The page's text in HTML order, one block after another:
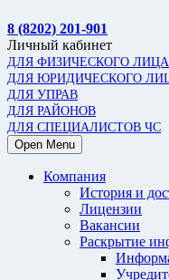
8 (8202) 201-901
Личный кабинет
ДЛЯ ФИЗИЧЕСКОГО ЛИЦА
ДЛЯ ЮРИДИЧЕСКОГО
ДЛЯ УПРАВ
ДЛЯ РАЙОНОВ
ДЛЯ СПЕЦИАЛИСТОВ ЧС
Open Menu
Компания
История и
Лицензии
Вакансии
Раскрытие